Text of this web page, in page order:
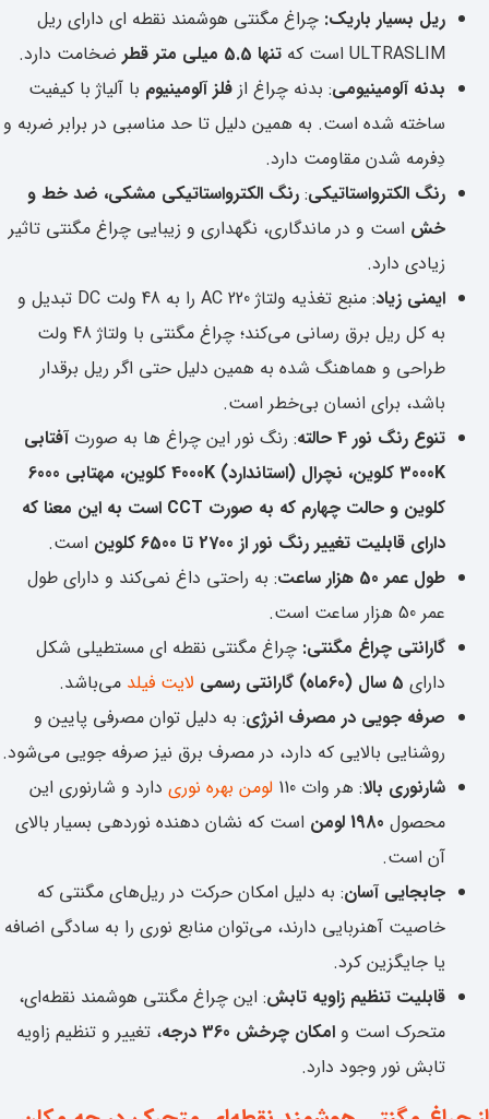
ریل بسیار باریک: چراغ مگنتی هوشمند نقطه ای دارای ریل
ULTRASLIM است که
تنها 5.5 میلی متر قطر
ضخامت دارد.
بدنه آلومینیومی: بدنه چراغ از فلز آلومینیوم با آلیاژ با کیفیت
ساخته شده است. به همین دلیل تا حد مناسبی در برابر ضربه و
دِفرمه شدن مقاومت دارد.
رنگ الکترواستاتیکی: رنگ الکترواستاتیکی مشکی، ضد خط و
خش است و در ماندگاری، نگهداری و زیبایی چراغ مگنتی تاثیر
زیادی دارد.
ایمنی زیاد
: منبع تغذیه ولتاژ 220 AC را به 48 ولت DC تبدیل و
به کل ریل برق رسانی می‌کند؛ چراغ مگنتی با ولتاژ 48 ولت
طراحی و هماهنگ شده به همین دلیل حتی اگر ریل برقدار
باشد، برای انسان بی‌خطر است.
تنوع رنگ نور 4 حالته
: رنگ نور این چراغ ها به صورتآفتابی
3000K کلوین،
نچرال (استاندارد) 4000K کلوین، مهتابی 6000
کلوین و حالت چهارم که به صورت CCT است به این معنا که
دارای قابلیت تغییر رنگ نور از 2700 تا 6500 کلوین
است.
طول عمر 50 هزار ساعت
: به راحتی داغ نمی‌کند و دارای طول
عمر 50 هزار ساعت است.
گارانتی چراغ مگنتی: چراغ مگنتی نقطه ای مستطیلی شکل
دارای 5 سال (60ماه) گارانتی رسمی لایت فیلد می‌باشد.
صرفه جویی در مصرف انرژی: به دلیل توان مصرفی پایین و
روشنایی بالایی که دارد، در مصرف برق نیز صرفه جویی می‌شود.
شارنوری بالا: هر وات 110 لومن بهره نوری دارد و شارنوری این
محصول 1980 لومن
است که نشان دهنده نوردهی بسیار بالای
آن است.
جابجایی آسان: به دلیل امکان حرکت در ریل‌های مگنتی که
خاصیت آهنربایی دارند، می‌توان منابع نوری را به سادگی اضافه
یا جایگزین کرد.
قابلیت تنظیم زاویه تابش: این چراغ مگنتی هوشمند نقطه‌ای،
متحرک است و امکان چرخش 360 درجه
، تغییر و تنظیم زاویه
تابش نور وجود دارد.